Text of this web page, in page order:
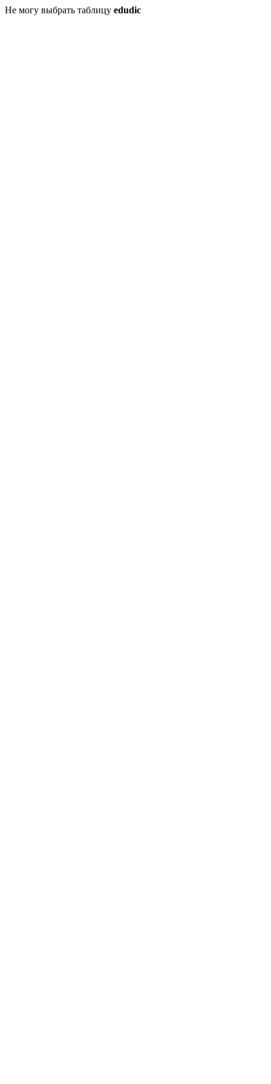
Не могу выбрать таблицу edudic